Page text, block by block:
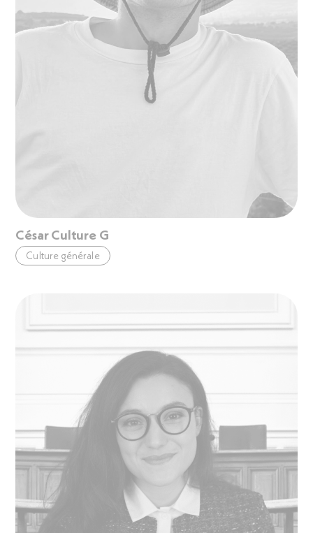
César Culture G
Culture générale